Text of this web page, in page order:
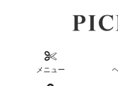
メニュー